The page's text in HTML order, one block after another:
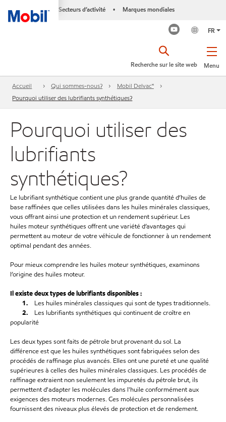
Secteurs d’activité • Marques mondiales
FR
Menu
Recherche sur le site web
Accueil Qui sommes-nous?
Mobil Delvac🅪
Pourquoi utiliser des lubrifiants synthétiques?
Pourquoi utiliser des
lubrifiants
synthétiques?
Le lubrifiant synthétique contient une plus grande quantité d’huiles de
base raffinées que celles utilisées dans les huiles minérales classiques,
vous offrant ainsi une protection et un rendement supérieur. Les
huiles moteursynthétiques offrent une variété d’avantages qui
permettent au moteur de votre véhicule de fonctionner à un rendement
optimal pendant des années.
Pour mieux comprendre les huiles moteur synthétiques, examinons
l’origine des huiles moteur.
Il existe deux types de lubrifiants disponibles :
1.
Les huiles minérales classiques qui sont de types traditionnels.
2.
Les lubrifiants synthétiques qui continuent de croître en
popularité
Les deux types sont faits de pétrole brut provenant du sol. La
différenceest que les huiles synthétiques sont fabriquées selon des
procédés de raffinage plus avancés. Elles ont une pureté et une qualité
supérieures à celles des huiles minérales classiques. Les procédés de
raffinage extraient non seulement les impuretés du pétrole brut, ils
permettent d'adapter les molécules dans l'huile conformément aux
exigences des moteurs modernes. Ces molécules personnalisées
fournissent des niveaux plus élevés de protection et de rendement.